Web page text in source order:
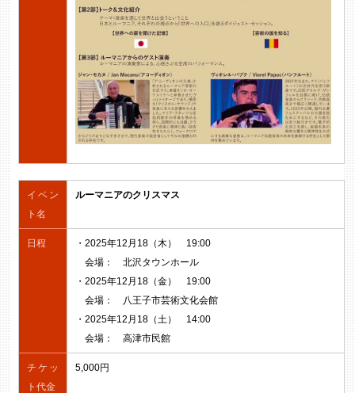
イベン
ト名
ルーマニアのクリスマス
日程
・2025年12月18（木） 19:00
会場： 北沢タウンホール
・2025年12月18（金） 19:00
会場： 八王子市芸術文化会館
・2025年12月18（土） 14:00
会場： 高津市民館
チケッ
ト代金
5,000円